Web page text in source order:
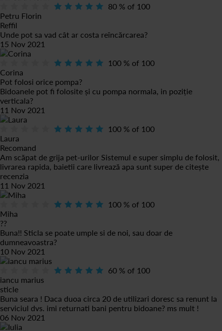
80 % of 100
Petru Florin
Reffil
Unde pot sa vad cât ar costa reîncărcarea?
15 Nov 2021
100 % of 100
Corina
Pot folosi orice pompa?
Bidoanele pot fi folosite și cu pompa normala, in poziție
verticala?
11 Nov 2021
100 % of 100
Laura
Recomand
Am scăpat de grija pet-urilor Sistemul e super simplu de folosit,
livrarea rapida, baietii care livrează apa sunt super de citește
recenzia
11 Nov 2021
100 % of 100
Miha
??
Buna!! Sticla se poate umple si de noi, sau doar de
dumneavoastra?
10 Nov 2021
60 % of 100
iancu marius
sticle
Buna seara ! Daca duoa circa 20 de utilizari doresc sa renunt la
serviciul dvs. imi returnati bani pentru bidoane? ms mult !
06 Nov 2021